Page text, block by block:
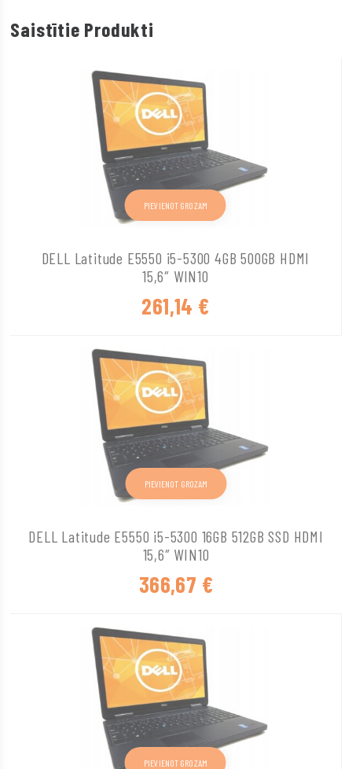
Saistītie Produkti
DELL Latitude E5550 i5-5300 4GB 500GB HDMI
15,6″ WIN10
261,14 €
PIEVIENOT GROZAM
DELL Latitude E5550 i5-5300 16GB 512GB SSD HDMI
15,6″ WIN10
366,67 €
PIEVIENOT GROZAM
PIEVIENOT GROZAM